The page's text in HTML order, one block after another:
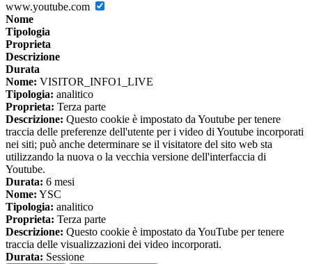
www.youtube.com
Nome
Tipologia
Proprieta
Descrizione
Durata
Nome: VISITOR_INFO1_LIVE
Tipologia: analitico
Proprieta: Terza parte
Descrizione: Questo cookie è impostato da Youtube per tenere
traccia delle preferenze dell'utente per i video di Youtube incorporati
nei siti; può anche determinare se il visitatore del sito web sta
utilizzando la nuova o la vecchia versione dell'interfaccia di
Youtube.
Durata: 6 mesi
Nome: YSC
Tipologia: analitico
Proprieta: Terza parte
Descrizione: Questo cookie è impostato da YouTube per tenere
traccia delle visualizzazioni dei video incorporati.
Durata: Sessione